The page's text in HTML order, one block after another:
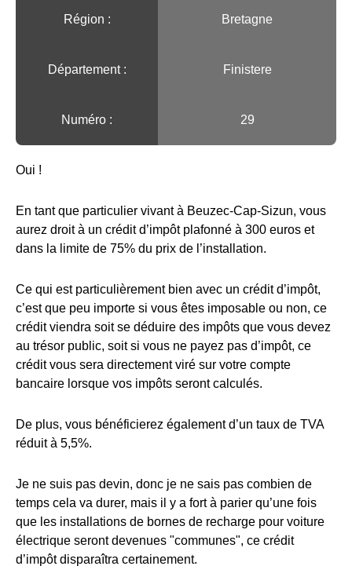
Région :️ Bretagne
Département : Finistere
Numéro : 29
Oui !
En tant que particulier vivant à Beuzec-Cap-Sizun, vous
aurez droit à un crédit d’impôt plafonné à 300 euros et
dans la limite de 75% du prix de l’installation.
Ce qui est particulièrement bien avec un crédit d’impôt,
c’est que peu importe si vous êtes imposable ou non, ce
crédit viendra soit se déduire des impôts que vous devez
au trésor public, soit si vous ne payez pas d’impôt, ce
crédit vous sera directement viré sur votre compte
bancaire lorsque vos impôts seront calculés.
De plus, vous bénéficierez également d’un taux de TVA
réduit à 5,5%.
Je ne suis pas devin, donc je ne sais pas combien de
temps cela va durer, mais il y a fort à parier qu’une fois
que les installations de bornes de recharge pour voiture
électrique seront devenues "communes", ce crédit
d’impôt disparaîtra certainement.